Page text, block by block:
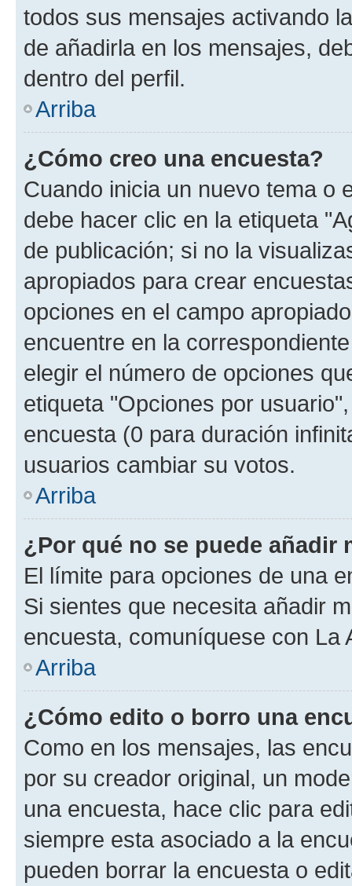
todos sus mensajes activando
de añadirla en los mensajes,
dentro del perfil.
Arriba
¿Cómo creo una encuesta?
Cuando inicia un nuevo tema o
debe hacer clic en la etiqueta
de publicación; si no la
apropiados para crear
opciones en el campo
encuentre en la
elegir el número de opciones
etiqueta "Opciones por
encuesta (0 para duración
usuarios cambiar su votos.
Arriba
¿Por qué no se puede añadir
El límite para opciones de una
Si sientes que necesita añadir
encuesta, comuníquese con La
Arriba
¿Cómo edito o borro una
Como en los mensajes, las
por su creador original, un
una encuesta, hace clic para
siempre esta asociado a la
pueden borrar la encuesta o